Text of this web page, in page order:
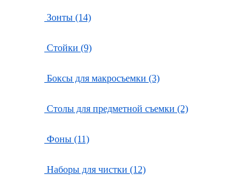
Зонты (14)
Стойки (9)
Боксы для макросъемки (3)
Столы для предметной съемки (2)
Фоны (11)
Наборы для чистки (12)